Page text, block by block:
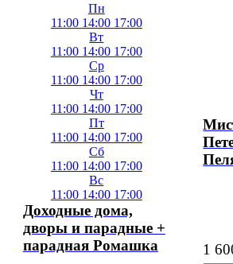
Пн
11:00 14:00 17:00
Вт
11:00 14:00 17:00
Ср
11:00 14:00 17:00
Чт
11:00 14:00 17:00
Пт
11:00 14:00 17:00
Сб
11:00 14:00 17:00
Вс
11:00 14:00 17:00
Доходные дома,
дворы и парадные +
парадная Ромашка
1